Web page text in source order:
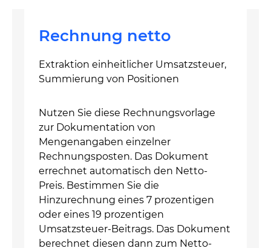
Rechnung netto
Extraktion einheitlicher Umsatzsteuer,
Summierung von Positionen
Nutzen Sie diese Rechnungsvorlage
zur Dokumentation von
Mengenangaben einzelner
Rechnungsposten. Das Dokument
errechnet automatisch den Netto-
Preis. Bestimmen Sie die
Hinzurechnung eines 7 prozentigen
oder eines 19 prozentigen
Umsatzsteuer-Beitrags. Das Dokument
berechnet diesen dann zum Netto-